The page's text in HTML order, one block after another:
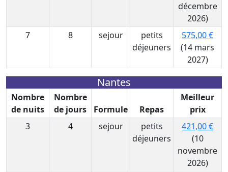
décembre
2026)
7
8 sejour
petits
déjeuners
575,00 €
(14 mars
2027)
Nantes
Nombre
de nuits
Nombre
de jours
Formule Repas
Meilleur
prix
3
4 sejour
petits
déjeuners
421,00 €
(10
novembre
2026)